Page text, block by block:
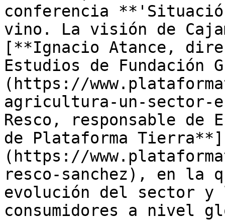
conferencia
vino. La visión de
[**Ignacio Atance,
Estudios de Fundación
(https://
agricultura-un-sector-
Resco, responsable de
de Plataforma Tierra**]
(https://
resco-sanchez), en la
evolución del sector
consumidores a nivel